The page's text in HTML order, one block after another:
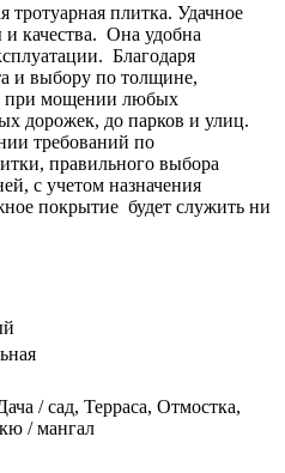
тротуарная плитка. Удачное
качества. Она удобна
Благодаря
и выбору по толщине,
при мощении любых
дорожек, до парков и улиц.
требований по
правильного выбора
с учетом назначения
покрытие будет служить ни
/ сад, Терраса, Отмостка,
/ мангал